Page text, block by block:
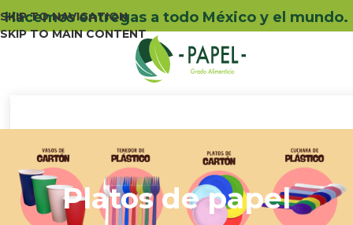
SKIP TO NAVIGATION
SKIP TO MAIN CONTENT
Hacemos entregas a todo México y el mundo.
Platos de papel